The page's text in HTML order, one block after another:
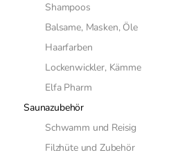
Shampoos
Balsame, Masken, Öle
Haarfarben
Lockenwickler, Kämme
Elfa Pharm
Saunazubehör
Schwamm und Reisig
Filzhüte und Zubehör